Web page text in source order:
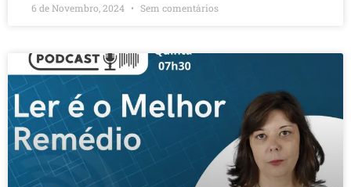
6 de Novembro, 2024 Sem comentários